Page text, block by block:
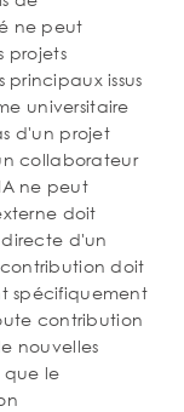
ne peut
projets
issus
universitaire
d'un projet
collaborateur
ne peut
doit
d'un
doit
spécifiquement
contribution
nouvelles
que le